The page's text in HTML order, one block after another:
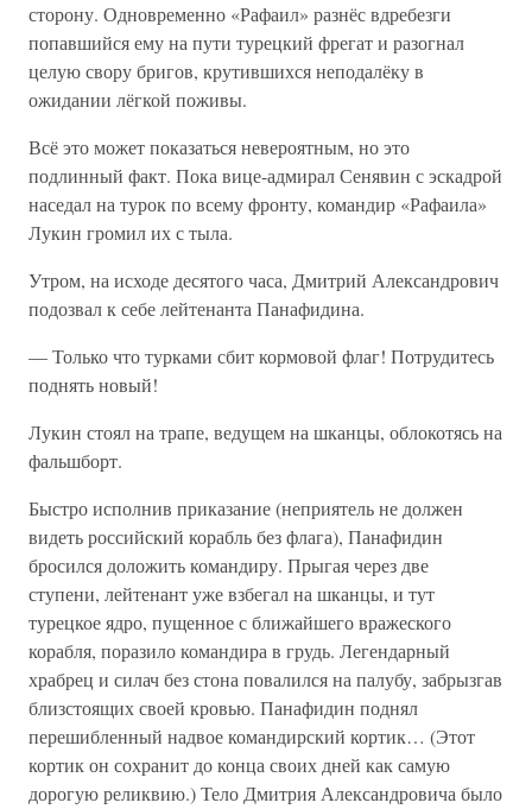
сторону. Одновременно «Рафаил» разнёс вдребезги
попавшийся ему на пути турецкий фрегат и разогнал
целую свору бригов, крутившихся неподалёку в
ожидании лёгкой поживы.
Всё это может показаться невероятным, но это
подлинный факт. Пока вице-адмирал Сенявин с эскадрой
наседал на турок по всему фронту, командир «Рафаила»
Лукин громил их с тыла.
Утром, на исходе десятого часа, Дмитрий Александрович
подозвал к себе лейтенанта Панафидина.
— Только что турками сбит кормовой флаг! Потрудитесь
поднять новый!
Лукин стоял на трапе, ведущем на шканцы, облокотясь на
фальшборт.
Быстро исполнив приказание (неприятель не должен
видеть российский корабль без флага), Панафидин
бросился доложить командиру. Прыгая через две
ступени, лейтенант уже взбегал на шканцы, и тут
турецкое ядро, пущенное с ближайшего вражеского
корабля, поразило командира в грудь. Легендарный
храбрец и силач без стона повалился на палубу, забрызгав
близстоящих своей кровью. Панафидин поднял
перешибленный надвое командирский кортик… (Этот
кортик он сохранит до конца своих дней как самую
дорогую реликвию.) Тело Дмитрия Александровича было